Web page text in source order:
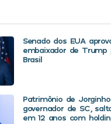
Senado dos EUA
embaixador de Trump
Brasil
Patrimônio de Jorginho
governador de SC,
em 12 anos com